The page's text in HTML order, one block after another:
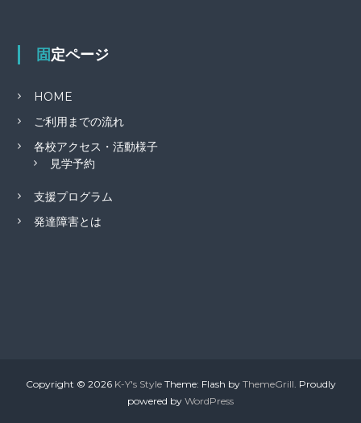
固定ページ
HOME
ご利用までの流れ
各校アクセス・活動様子
見学予約
支援プログラム
発達障害とは
Copyright © 2026 K-Y's StyleTheme: Flash by ThemeGrill . Proudly
powered by WordPress